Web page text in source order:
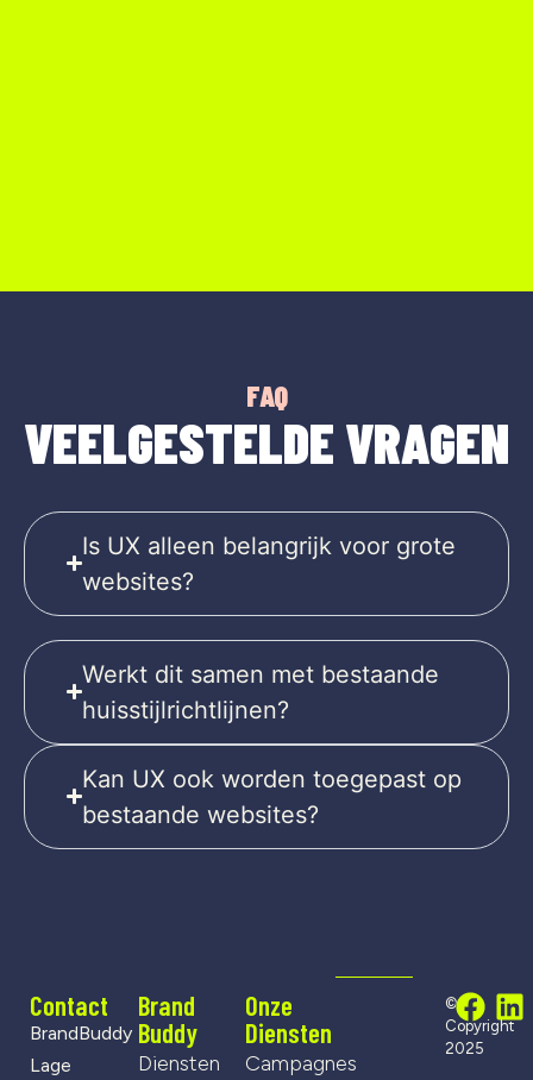
FAQ
VEELGESTELDE VRAGEN
Is UX alleen belangrijk voor grote
websites?
Werkt dit samen met bestaande
huisstijlrichtlijnen?
Kan UX ook worden toegepast op
bestaande websites?
Contact
BrandBuddy
Lage
Brand
Buddy
Diensten
Onze
Diensten
Campagnes
©
Copyright
2025